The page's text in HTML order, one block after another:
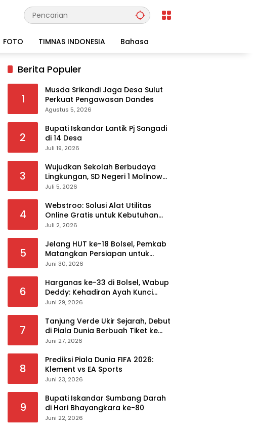
FOTO TIMNAS INDONESIA Bahasa
Berita Populer
1
Musda Srikandi Jaga Desa Sulut
Perkuat Pengawasan Dandes
Agustus 5, 2026
2
Bupati Iskandar Lantik Pj Sangadi
di 14 Desa
Juli 19, 2026
3
Wujudkan Sekolah Berbudaya
Lingkungan, SD Negeri 1 Molinow
sukses melaksanakan
dan Publikasi Program Sekolah
Adiwiyata
Juli 5, 2026
4
Webstroo: Solusi Alat Utilitas
Online Gratis untuk Kebutuhan
Akademis dan Profesional
Juli 2, 2026
5
Jelang HUT ke-18 Bolsel, Pemkab
Matangkan Persiapan untuk
Sukseskan Rangkaian Peringatan
Juni 30, 2026
6
Harganas ke-33 di Bolsel, Wabup
Deddy: Kehadiran Ayah Kunci
Mewujudkan Generasi Berkualitas
Juni 29, 2026
7
Tanjung Verde Ukir Sejarah, Debut
di Piala Dunia Berbuah Tiket ke
Babak 32 Besar
Juni 27, 2026
8
Prediksi Piala Dunia FIFA 2026:
Klement vs EA Sports
Juni 23, 2026
9
Bupati Iskandar Sumbang Darah
di Hari Bhayangkara ke-80
Juni 22, 2026